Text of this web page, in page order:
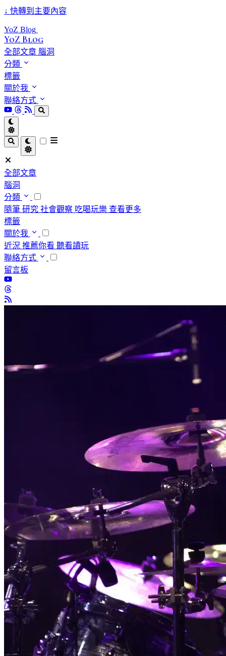
↓ 快轉到主要內容
YoZ Blog
YoZ Blog
全部文章 腦洞
分類
標籤
關於我
聯絡方式
全部文章
腦洞
分類
隨筆 研究 社會觀察 吃喝玩樂 查看更多
標籤
關於我
近況 推薦你看 聽看讀玩
聯絡方式
留言板